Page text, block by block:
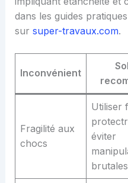
dans les guides
sur super-travaux.com.
Inconvénient
Fragilité aux
chocs
Utiliser
éviter
brutales